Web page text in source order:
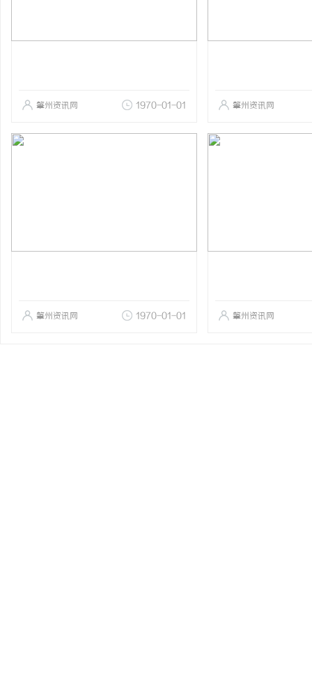
肇州资讯网 1970-01-01 肇州资讯网
肇州资讯网 1970-01-01 肇州资讯网